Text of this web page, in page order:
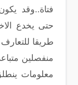
فتاة..وقد
حتى يخدع
طريقا
منفصلين
معلومات